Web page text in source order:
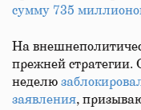
сумму 735
На
прежней стратегии.
неделю
заявления,